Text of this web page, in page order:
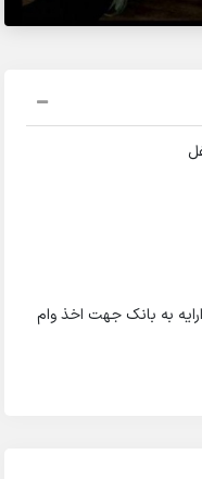
به بانک جهت اخذ وام